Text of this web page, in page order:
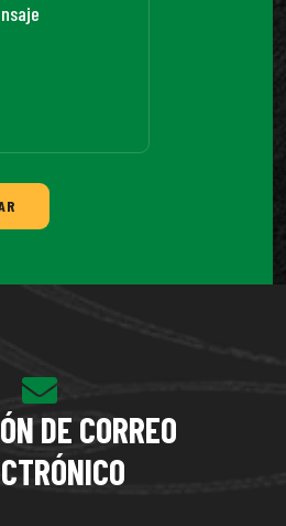
DE CORREO